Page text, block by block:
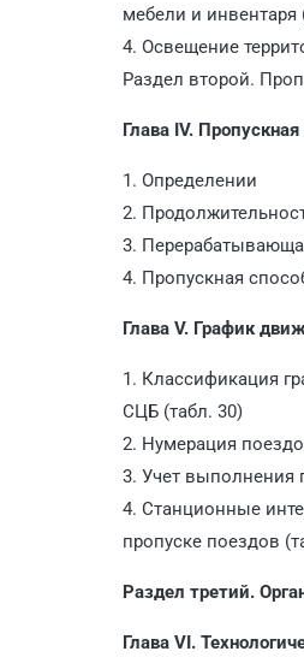
мебели и инвентаря
4. Освещение
Раздел второй.
Глава IV.
1. Определении
2.
3.
4. Пропускная
Глава V. График
1. Классификация
СЦБ (табл. 30)
2. Нумерация
3. Учет выполнения
4. Станционные
пропуске поездов
Раздел третий.
Глава VI.